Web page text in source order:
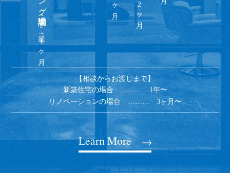
2週～1ヶ月
【相談からお渡しまで】
新築住宅の場合 ……… 1年〜
リノベーションの場合 ……… 3ヶ月〜
Learn More